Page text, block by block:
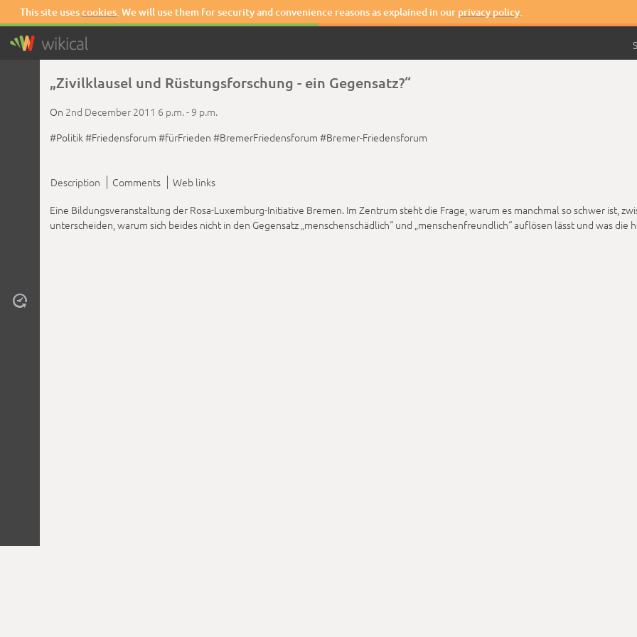
This site usescookies. We will use them for security and convenience reasons as explained in our privacy policy.

„Zivilklausel und Rüstungsforschung - ein Gegensatz?“
On 2nd December 2011 6 p.m. - 9 p.m.
#Politik #Friedensforum #fürFrieden #BremerFriedensforum #Bremer-Friedensforum
Description Comments
Web links
Eine Bildungsveranstaltung der Rosa-Luxemburg-Initiative Bremen. Im Zentrum steht die Frage, warum es manchmal so schwer ist,
unterscheiden, warum sich beides nicht in den Gegensatz „menschenschädlich“ und „menschenfreundlich“ auflösen lässt und was